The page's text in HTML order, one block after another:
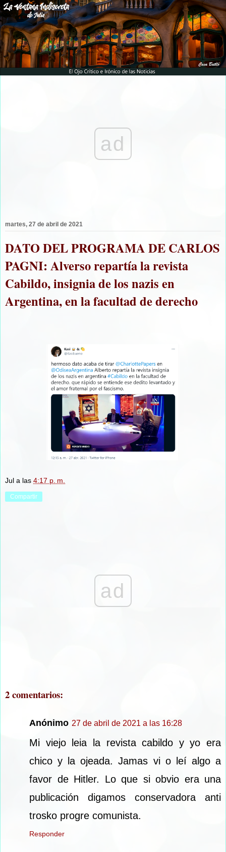
ad
martes, 27 de abril de 2021
DATO DEL PROGRAMA DE CARLOS
PAGNI: Alverso repartía la revista
Cabildo, insignia de los nazis en
Argentina, en la facultad de derecho
Jul a las 4:17 p. m.
Compartir
ad
2 comentarios:
Anónimo 27 de abril de 2021 a las 16:28
Mi viejo leia la revista cabildo y yo era
chico y la ojeada. Jamas vi o leí algo a
favor de Hitler. Lo que si obvio era una
publicación digamos conservadora anti
trosko progre comunista.
Responder